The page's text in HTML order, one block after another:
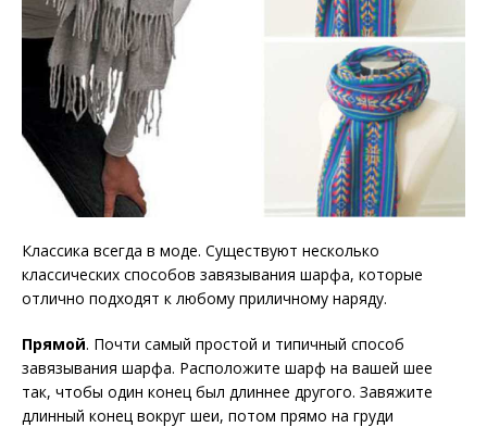
Классика всегда в моде. Существуют несколько
классических способов завязывания шарфа, которые
отлично подходят к любому приличному наряду.
Прямой. Почти самый простой и типичный способ
завязывания шарфа. Расположите шарф на вашей шее
так, чтобы один конец был длиннее другого. Завяжите
длинный конец вокруг шеи, потом прямо на груди